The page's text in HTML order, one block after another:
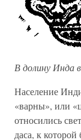
В долину Инда
Население
«варны», или
относились
даса, к